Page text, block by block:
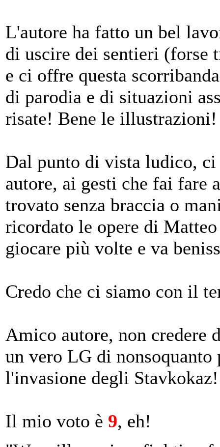
L'autore ha fatto un bel
di uscire dei sentieri (forse
e ci offre questa
di parodia e di situazioni
risate! Bene le illustrazioni!
Dal punto di vista ludico,
autore, ai gesti che fai
trovato senza braccia o
ricordato le opere di
giocare più volte e va
Credo che ci siamo con il
Amico autore, non credere
un vero LG di nonsoquanto
l'invasione degli Stavkokaz!
Il mio voto è 9, eh!